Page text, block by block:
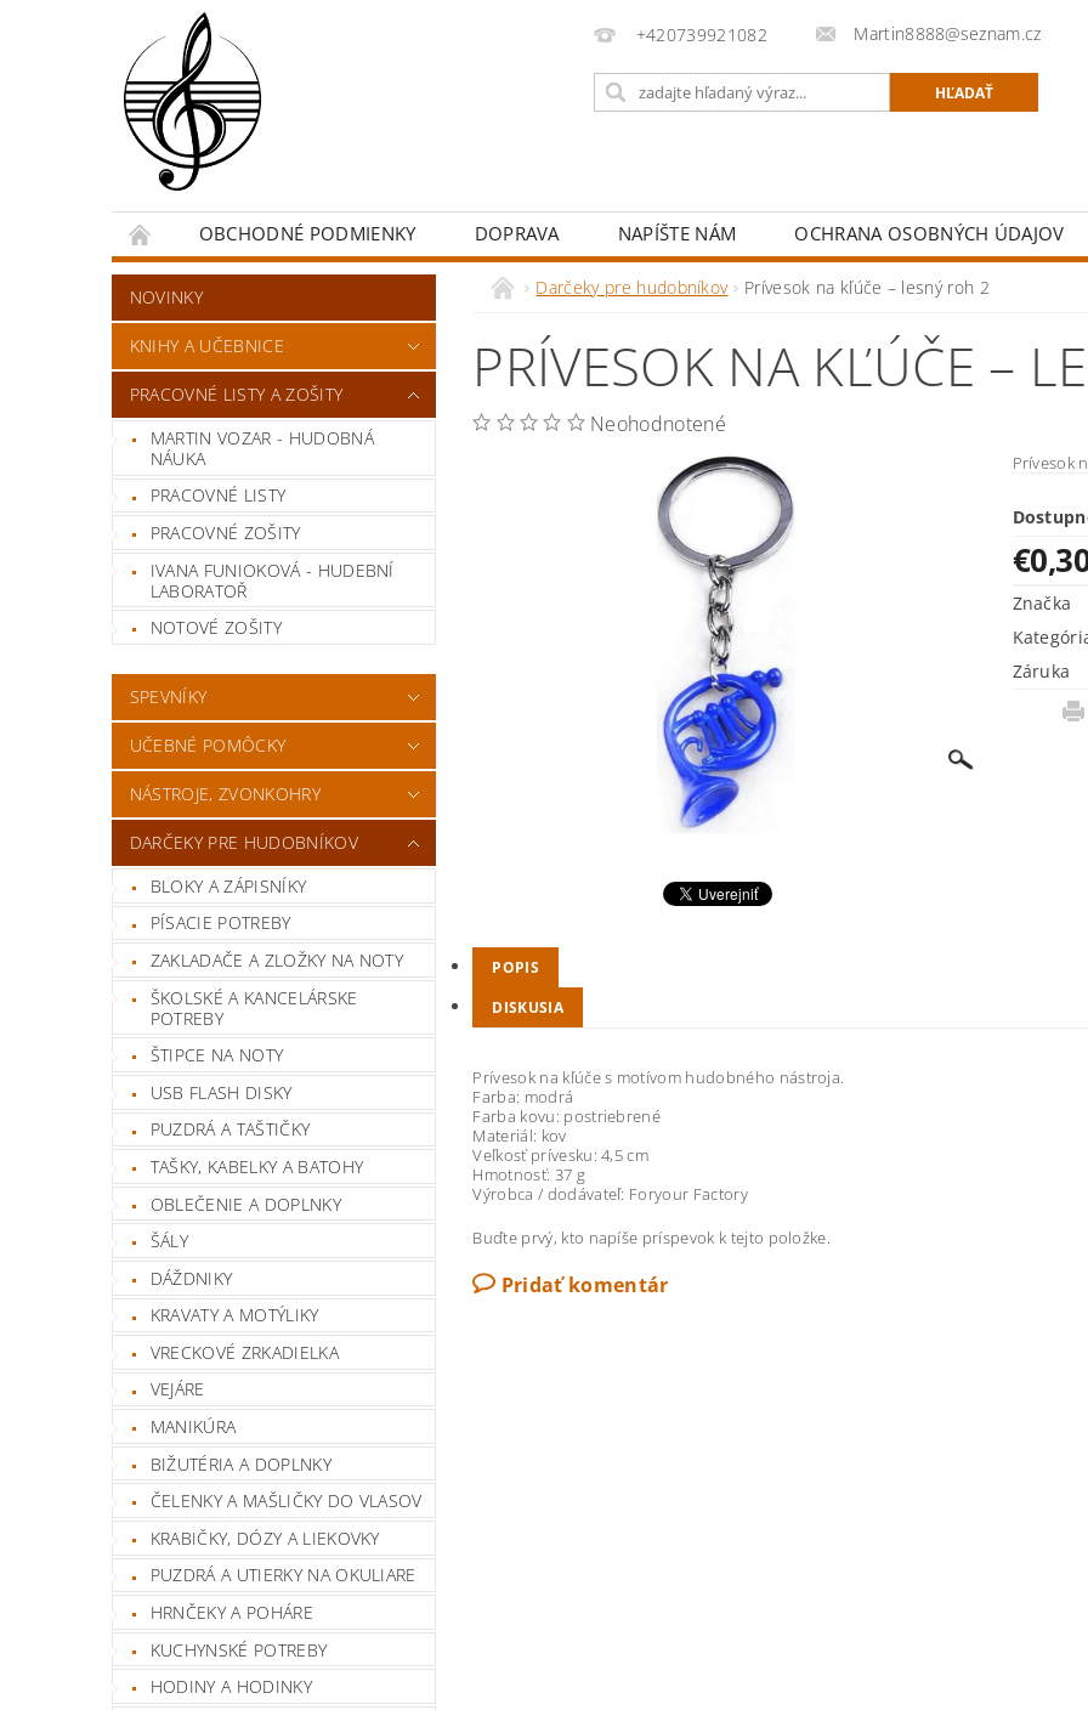
+420739921082 Martin8888@seznam.cz
OBCHODNÉ PODMIENKY DOPRAVA NAPÍŠTE NÁM OCHRANA OSOBNÝCH ÚDAJOV
NOVINKY
KNIHY A UČEBNICE
PRACOVNÉ LISTY A ZOŠITY
MARTIN VOZAR - HUDOBNÁ
NÁUKA
PRACOVNÉ LISTY
PRACOVNÉ ZOŠITY
IVANA FUNIOKOVÁ - HUDEBNÍ
LABORATOŘ
NOTOVÉ ZOŠITY
SPEVNÍKY
UČEBNÉ POMÔCKY
NÁSTROJE, ZVONKOHRY
DARČEKY PRE HUDOBNÍKOV
BLOKY A ZÁPISNÍKY
PÍSACIE POTREBY
ZAKLADAČE A ZLOŽKY NA NOTY
ŠKOLSKÉ A KANCELÁRSKE
POTREBY
ŠTIPCE NA NOTY
USB FLASH DISKY
PUZDRÁ A TAŠTIČKY
TAŠKY, KABELKY A BATOHY
OBLEČENIE A DOPLNKY
ŠÁLY
DÁŽDNIKY
KRAVATY A MOTÝLIKY
VRECKOVÉ ZRKADIELKA
VEJÁRE
MANIKÚRA
BIŽUTÉRIA A DOPLNKY
ČELENKY A MAŠLIČKY DO VLASOV
KRABIČKY, DÓZY A LIEKOVKY
PUZDRÁ A UTIERKY NA OKULIARE
HRNČEKY A POHÁRE
KUCHYNSKÉ POTREBY
HODINY A HODINKY
Darčeky pre hudobníkov Prívesok na kľúče – lesný roh 2
PRÍVESOK NA KĽÚČE –
Neohodnotené
Prívesok
Značka
Záruka
POPIS
DISKUSIA
Prívesok na kľúče s motívom hudobného nástroja.
Farba: modrá
Farba kovu: postriebrené
Materiál: kov
Veľkosť prívesku: 4,5 cm
Hmotnosť: 37 g
Výrobca / dodávateľ: Foryour Factory
Buďte prvý, kto napíše príspevok k tejto položke.
Pridať komentár